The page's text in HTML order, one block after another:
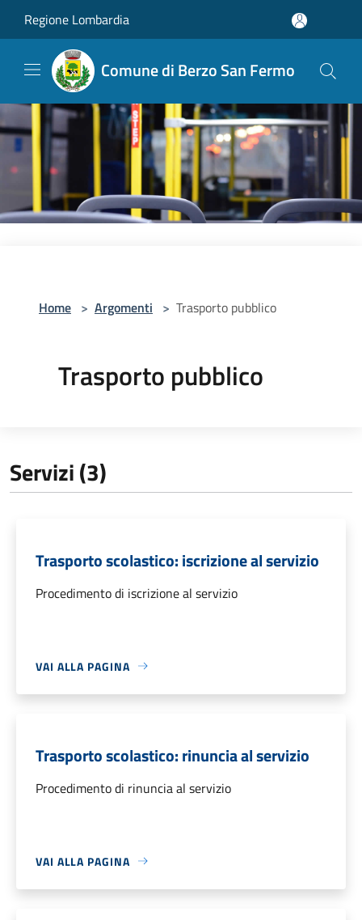
Regione Lombardia
Comune di Berzo San Fermo
Home > Argomenti > Trasporto pubblico
Trasporto pubblico
Servizi (3)
Trasporto scolastico: iscrizione al servizio
Procedimento di iscrizione al servizio
VAI ALLA PAGINA
Trasporto scolastico: rinuncia al servizio
Procedimento di rinuncia al servizio
VAI ALLA PAGINA